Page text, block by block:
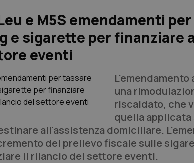
e M5S emendamenti
e sigarette per finanziare
eventi
L'emendamento
una
riscaldato, che
quella
all'assistenza domiciliare.
del prelievo fiscale sulle
il rilancio del settore eventi.